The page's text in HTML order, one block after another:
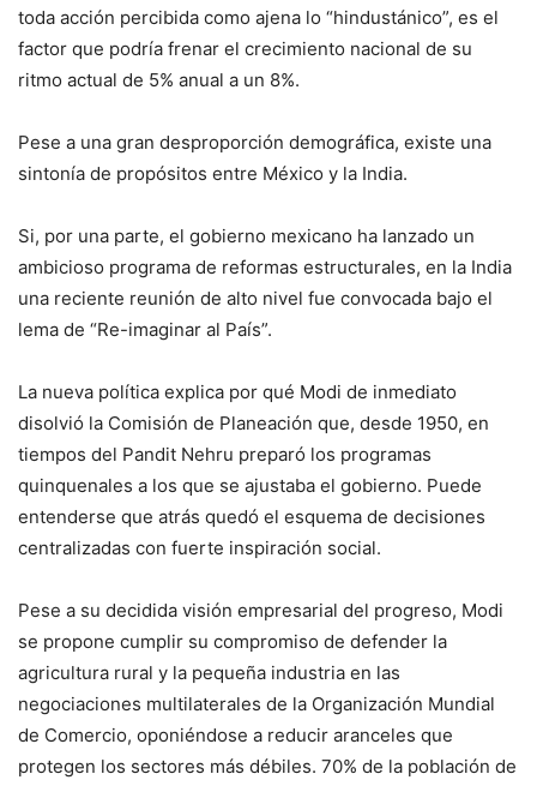
toda acción percibida como ajena lo “hindustánico”, es el
factor que podría frenar el crecimiento nacional de su
ritmo actual de 5% anual a un 8%.
Pese a una gran desproporción demográfica, existe una
sintonía de propósitos entre México y la India.
Si, por una parte, el gobierno mexicano ha lanzado un
ambicioso programa de reformas estructurales, en la India
una reciente reunión de alto nivel fue convocada bajo el
lema de “Re-imaginar al País”.
La nueva política explica por qué Modi de inmediato
disolvió la Comisión de Planeación que, desde 1950, en
tiempos del Pandit Nehru preparó los programas
quinquenales a los que se ajustaba el gobierno. Puede
entenderse que atrás quedó el esquema de decisiones
centralizadas con fuerte inspiración social.
Pese a su decidida visión empresarial del progreso, Modi
se propone cumplir su compromiso de defender la
agricultura rural y la pequeña industria en las
negociaciones multilaterales de la Organización Mundial
de Comercio, oponiéndose a reducir aranceles que
protegen los sectores más débiles. 70% de la población de